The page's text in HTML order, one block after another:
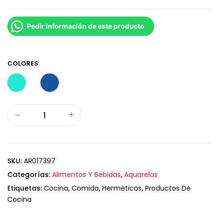
Pedir información de este producto
COLORES
SKU: AR017397
Categorías: Alimentos Y Bebidas, Aquarelas
Etiquetas: Cocina, Comida, Hermeticos, Productos De
Cocina